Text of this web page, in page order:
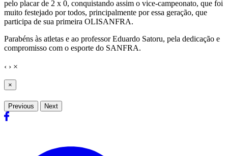
pelo placar de 2 x 0, conquistando assim o vice-campeonato, que foi
muito festejado por todos, principalmente por essa geração, que
participa de sua primeira OLISANFRA.
Parabéns às atletas e ao professor Eduardo Satoru, pela dedicação e
compromisso com o esporte do SANFRA.
‹ › ×
×
Previous Next